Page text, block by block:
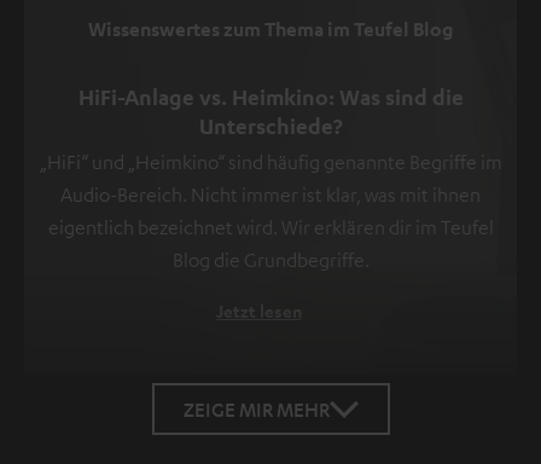
Wissenswertes zum Thema im Teufel Blog
HiFi-Anlage vs. Heimkino: Was sind die
Unterschiede?
„HiFi“ und „Heimkino“ sind häufig genannte Begriffe im
Audio-Bereich. Nicht immer ist klar, was mit ihnen
eigentlich bezeichnet wird. Wir erklären dir im Teufel
Blog die Grundbegriffe.
ZEIGE MIR MEHR